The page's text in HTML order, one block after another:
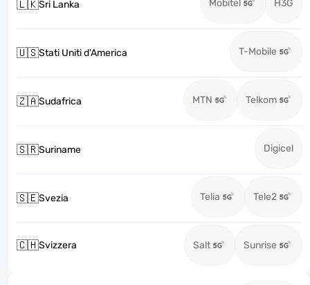
🇱🇰Sri Lanka Mobitel H3G
🇺🇸Stati Uniti d'America T-Mobile
🇿🇦Sudafrica MTN Telkom
🇸🇷Suriname Digicel
🇸🇪Svezia Telia Tele2
🇨🇭Svizzera Salt Sunrise